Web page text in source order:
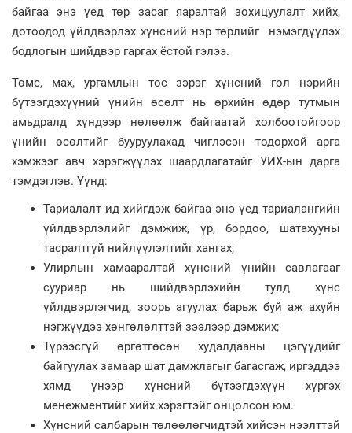
байгаа энэ үед төр засаг яаралтай зохицуулалт хийх,
дотоодод үйлдвэрлэх хүнсний нэр төрлийг нэмэгдүүлэх
бодлогын шийдвэр гаргах ёстой гэлээ.
Төмс, мах, ургамлын тос зэрэг хүнсний гол нэрийн
бүтээгдэхүүний үнийн өсөлт нь өрхийн өдөр тутмын
амьдралд хүндээр нөлөөлж байгаатай холбоотойгоор
үнийн өсөлтийг бууруулахад чиглэсэн тодорхой арга
хэмжээг авч хэрэгжүүлэх шаардлагатайг УИХ-ын дарга
тэмдэглэв. Үүнд:
Тариалалт ид хийгдэж байгаа энэ үед тариалангийн
үйлдвэрлэлийг дэмжиж, үр, бордоо, шатахууны
тасралтгүй нийлүүлэлтийг хангах;
Улирлын хамааралтай хүнсний үнийн савлагааг
сууриар нь шийдвэрлэхийн тулд хүнс
үйлдвэрлэгчид, зоорь агуулах барьж буй аж ахуйн
нэгжүүдээ хөнгөлөлттэй зээлээр дэмжих;
Түрээсгүй өргөтгөсөн худалдааны цэгүүдийг
байгуулах замаар шат дамжлагыг багасгаж, иргэддээ
хямд үнээр хүнсний бүтээгдэхүүн хүргэх
менежментийг хийх хэрэгтэйг онцолсон юм.
Хүнсний салбарын төлөөлөгчидтэй хийсэн нээлттэй